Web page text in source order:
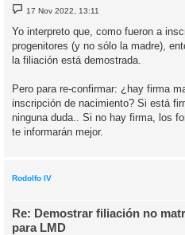
M
e
n
s
a
j
e
17 Nov 2022, 13:11
Yo interpreto que, como fueron a
progenitores (y no sólo la madre),
la filiación está demostrada.
Pero para re-confirmar: ¿hay firma
inscripción de nacimiento? Si está
ninguna duda.. Si no hay firma, los
te informarán mejor.
Rodolfo IV
Re: Demostrar filiación no
para LMD